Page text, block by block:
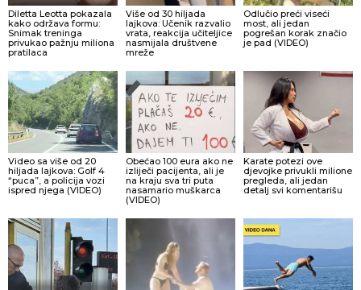
Diletta Leotta pokazala
kako održava formu:
Snimak treninga
privukao pažnju miliona
pratilaca
Više od 30 hiljada
lajkova: Učenik razvalio
vrata, reakcija učiteljice
nasmijala društvene
mreže
Odlučio preći viseći
most, ali jedan
pogrešan korak značio
je pad (VIDEO)
Video sa više od 20
hiljada lajkova: Golf 4
“puca”, a policija vozi
ispred njega (VIDEO)
Obećao 100 eura ako ne
izliječi pacijenta, ali je
na kraju sva tri puta
nasamario muškarca
(VIDEO)
Karate potezi ove
djevojke privukli milione
pregleda, ali jedan
detalj svi komentarišu